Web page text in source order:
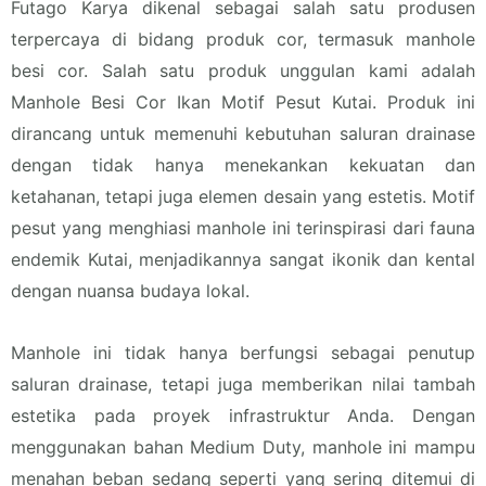
Futago Karya dikenal sebagai salah satu produsen
terpercaya di bidang produk cor, termasuk manhole
besi cor. Salah satu produk unggulan kami adalah
Manhole Besi Cor Ikan Motif Pesut Kutai. Produk ini
dirancang untuk memenuhi kebutuhan saluran drainase
dengan tidak hanya menekankan kekuatan dan
ketahanan, tetapi juga elemen desain yang estetis. Motif
pesut yang menghiasi manhole ini terinspirasi dari fauna
endemik Kutai, menjadikannya sangat ikonik dan kental
dengan nuansa budaya lokal.
Manhole ini tidak hanya berfungsi sebagai penutup
saluran drainase, tetapi juga memberikan nilai tambah
estetika pada proyek infrastruktur Anda. Dengan
menggunakan bahan Medium Duty, manhole ini mampu
menahan beban sedang seperti yang sering ditemui di